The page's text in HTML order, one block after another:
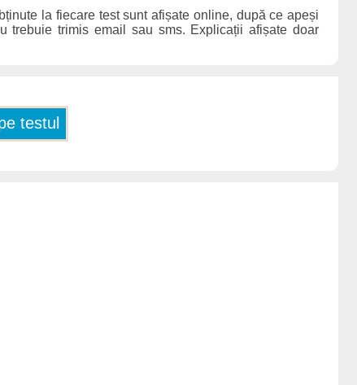
la fiecare test sunt afișate online, după ce apeși
trebuie trimis email sau sms. Explicații afișate doar